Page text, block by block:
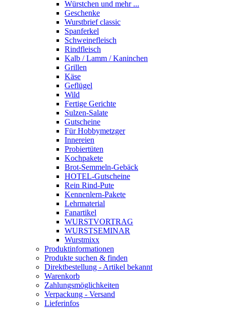
Würstchen und mehr ...
Geschenke
Wurstbrief classic
Spanferkel
Schweine­fleisch
Rindfleisch
Kalb / Lamm / Kaninchen
Grillen
Käse
Geflügel
Wild
Fertige Gerichte
Sulzen-Salate
Gutscheine
Für Hobbymetzger
Innereien
Probiertüten
Kochpakete
Brot-Semmeln-Gebäck
HOTEL-Gutscheine
Rein Rind-Pute
Kennenlern-Pakete
Lehrmaterial
Fanartikel
WURST­VORTRAG
WURST­SEMINAR
Wurstmixx
Produktinformationen
Produkte suchen & finden
Direktbestellung - Artikel bekannt
Warenkorb
Zahlungsmöglichkeiten
Verpackung - Versand
Lieferinfos